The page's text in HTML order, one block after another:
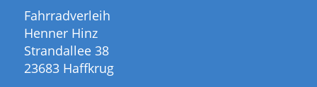
Fahrradverleih
Henner Hinz
Strandallee 38
23683 Haffkrug